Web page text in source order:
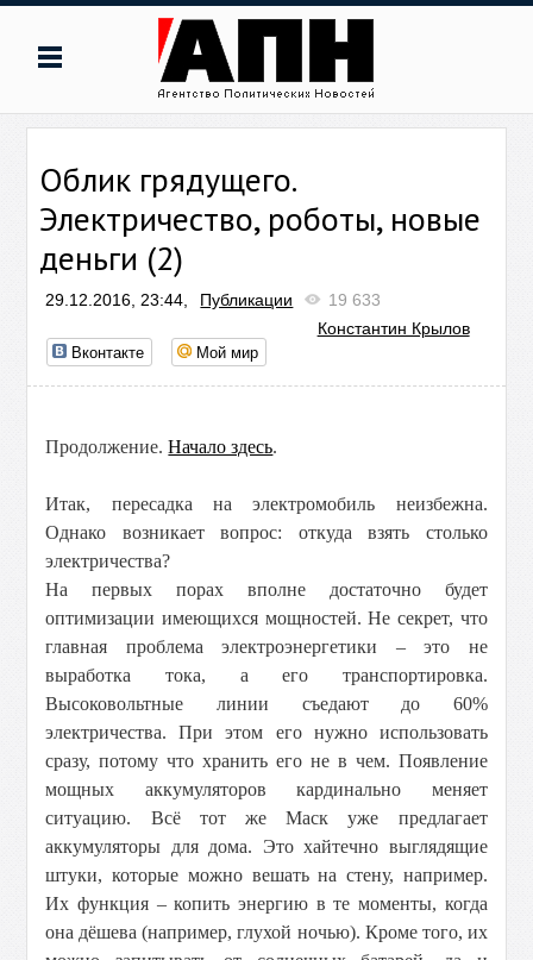
Облик грядущего.
Электричество, роботы, новые
деньги (2)
29.12.2016, 23:44, Публикации
19 633
Константин Крылов
Вконтакте Мой мир
Продолжение.Начало здесь.
Итак, пересадка на электромобиль неизбежна.
Однако возникает вопрос: откуда взять столько
электричества?
На первых порах вполне достаточно будет
оптимизации имеющихся мощностей. Не секрет, что
главная проблема электроэнергетики – это не
выработка тока, а его транспортировка.
Высоковольтные линии съедают до 60%
электричества. При этом его нужно использовать
сразу, потому что хранить его не в чем. Появление
мощных аккумуляторов кардинально меняет
ситуацию. Всё тот же Маск уже предлагает
аккумуляторы для дома. Это хайтечно выглядящие
штуки, которые можно вешать на стену, например.
Их функция – копить энергию в те моменты, когда
она дёшева (например, глухой ночью). Кроме того, их